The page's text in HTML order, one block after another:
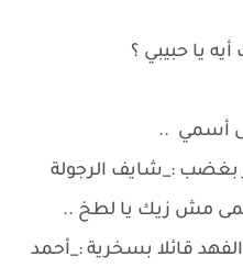
يا حبيبي ؟
أسمي ..
بغضب :_شايف الرجولة
مش زيك يا لطخ ..
قائلا بسخرية :_أحمد